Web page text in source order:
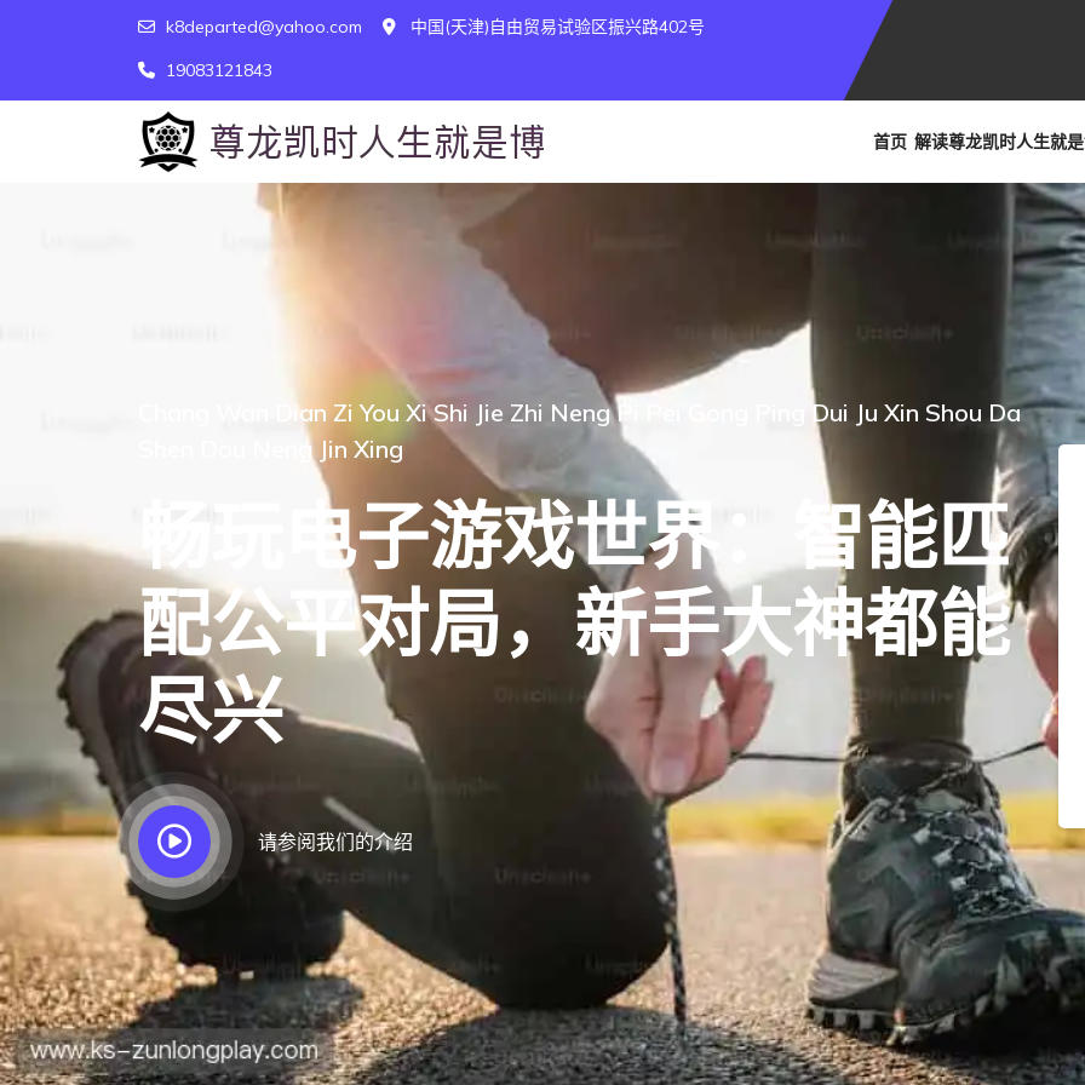
k8departed@yahoo.com
中国(天津)自由贸易试验区振兴路402号
19083121843
首页 解读尊龙凯时人生就
Chang Wan Dian Zi You Xi Shi Jie Zhi Neng Pi Pei Gong Ping Dui Ju Xin Shou Da
Shen Dou Neng Jin Xing
畅玩电子游戏世界：智能匹
配公平对局，新手大神都能
尽兴
请参阅我们的介绍